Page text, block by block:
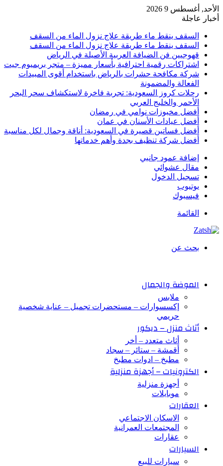
الأحد, أغسطس 9 2026
أخبار عاجلة
السقف ينقط ماء طريقة علاج نزول الماء من السقف
السقف ينقط ماء طريقة علاج نزول الماء من السقف
قهوجيين فن الضيافة العربية الأصيلة في الرياض
اشتراكات رقمية احترافية بأسعار مميزة – متجر بريميوم جيت
شركة مكافحة حشرات بالرياض باستخدام أقوى المبيدات
الفعالة والمضمونة
رحلات كروز السعودية: تجربة فاخرة لاستكشاف سحر البحر
الأحمر والخليج العربي
أفضل مخبوزات نوامي في رمضان
أفضل عيادات الأسنان في عمان
أفضل فساتين قصيرة في السعودية: أناقة وجمال لكل مناسبة
أفضل شركة تنظيف بجدة وأهم خدماتها
إضافة عمود جانبي
مقال عشوائي
تسجيل الدخول
يوتيوب
فيسبوك
القائمة
بحث عن
الموضة والجمال
ملابس
إكسسوارات – مستحضرات تجميل – عناية شخصية
حريمي
أثاث منزل – ديكور
أثاث متعدد – أخر
أقمشة – ستائر – سجاد
مطبخ – ادوات مطبخ
الكترونيات – أجهزة منزلية
أجهزة منزلية
موبايلات
العقارات
الاسكان الاجتماعي
المجتمعات العمرانية
عقارات
السيارات
سيارات للبيع